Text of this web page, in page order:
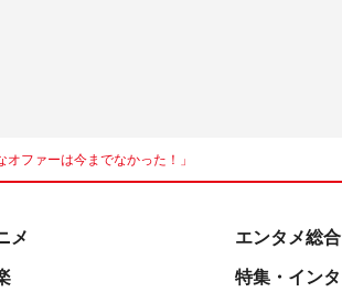
ファーは今までなかった！」
メ エンタメ総合
特集・イン